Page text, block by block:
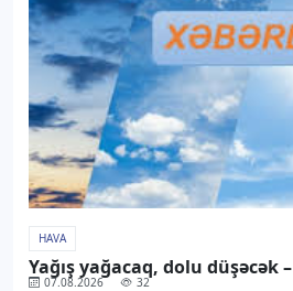
HAVA
Yağış yağacaq, dolu düşəcək –
07.08.2026 32